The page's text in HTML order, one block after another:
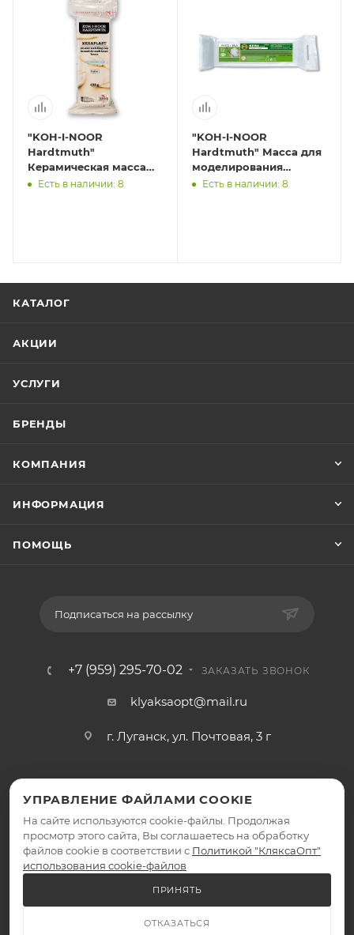
"KOH-I-NOOR
Hardtmuth"
Керамическая масса
400 г 013169700000
Есть в наличии: 8
"KOH-I-NOOR
Hardtmuth" Масса для
моделирования
облегченная
Есть в наличии: 8
КАТАЛОГ
АКЦИИ
УСЛУГИ
БРЕНДЫ
КОМПАНИЯ
ИНФОРМАЦИЯ
ПОМОЩЬ
Подписаться на рассылку
+7 (959) 295-70-02 ЗАКАЗАТЬ ЗВОНОК
klyaksaopt@mail.ru
г. Луганск, ул. Почтовая, 3 г
2026 © КляксаОпт - интернет-магазин
УПРАВЛЕНИЕ ФАЙЛАМИ COOKIE
На сайте используются cookie-файлы. Продолжая
просмотр этого сайта, Вы соглашаетесь на обработку
файлов cookie в соответствии с Политикой "КляксаОпт"
использования cookie-файлов
ПРИНЯТЬ
ОТКАЗАТЬСЯ